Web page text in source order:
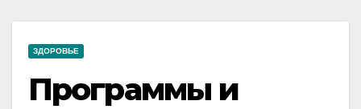
ЗДОРОВЬЕ
Программы и